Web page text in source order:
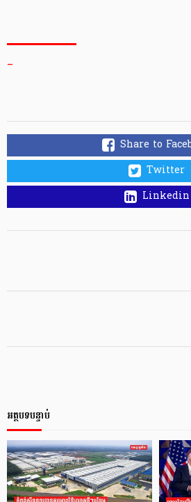
_
Share to
Twitter
Linkedin
អត្ថបទបន្ទាប់